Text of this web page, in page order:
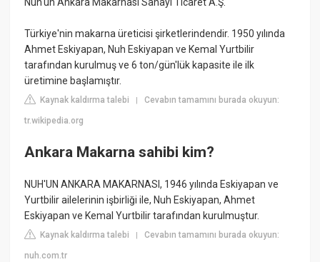
Nuh'un Ankara Makarnası Sanayi Ticaret A.Ş.
Türkiye'nin makarna üreticisi şirketlerindendir. 1950 yılında
Ahmet Eskiyapan, Nuh Eskiyapan ve Kemal Yurtbilir
tarafından kurulmuş ve 6 ton/gün'lük kapasite ile ilk
üretimine başlamıştır.
Kaynak kaldırma talebi |Cevabın tamamını burada okuyun:
tr.wikipedia.org
Ankara Makarna sahibi kim?
NUH'UN ANKARA MAKARNASI, 1946 yılında Eskiyapan ve
Yurtbilir ailelerinin işbirliği ile, Nuh Eskiyapan, Ahmet
Eskiyapan ve Kemal Yurtbilir tarafından kurulmuştur.
Kaynak kaldırma talebi |Cevabın tamamını burada okuyun:
nuh.com.tr